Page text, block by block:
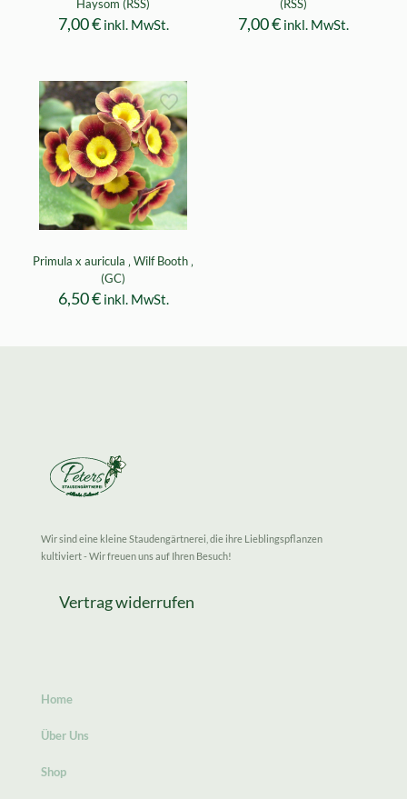
Haysom (RSS)
7,00€ inkl. MwSt.
(RSS)
7,00€ inkl. MwSt.
Primula x auricula ‚ Wilf Booth ‚
(GC)
6,50€ inkl. MwSt.
Wir sind eine kleine Staudengärtnerei, die ihre Lieblingspflanzen
kultiviert - Wir freuen uns auf Ihren Besuch!
Vertrag widerrufen
Home
Über Uns
Shop